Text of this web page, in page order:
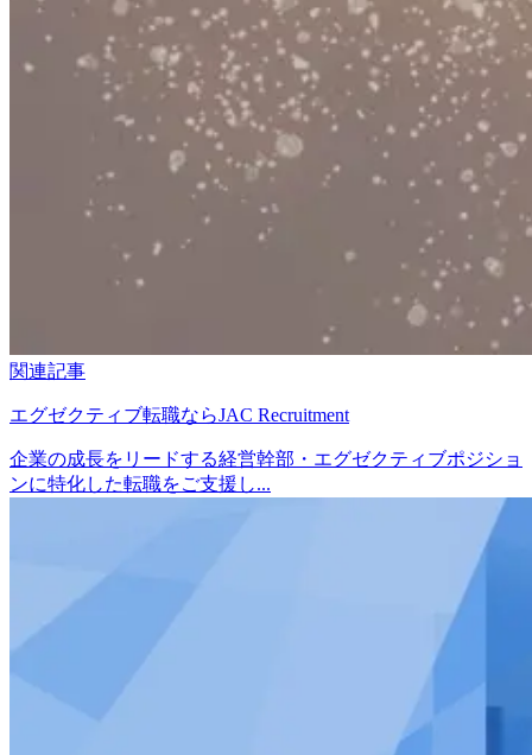
関連記事
エグゼクティブ転職ならJAC Recruitment
企業の成長をリードする経営幹部・エグゼクティブポジショ
ンに特化した転職をご支援し...